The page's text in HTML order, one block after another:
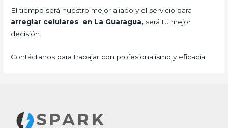
El tiempo será nuestro mejor aliado y el servicio para
arreglar celulares en La Guaragua, será tu mejor
decisión.
Contáctanos para trabajar con profesionalismo y eficacia.